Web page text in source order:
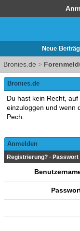
Neue
Bronies.de >
Bronies.de
Du hast kein Recht,
einzuloggen und wenn
Pech.
Anmelden
Registrierung? ·